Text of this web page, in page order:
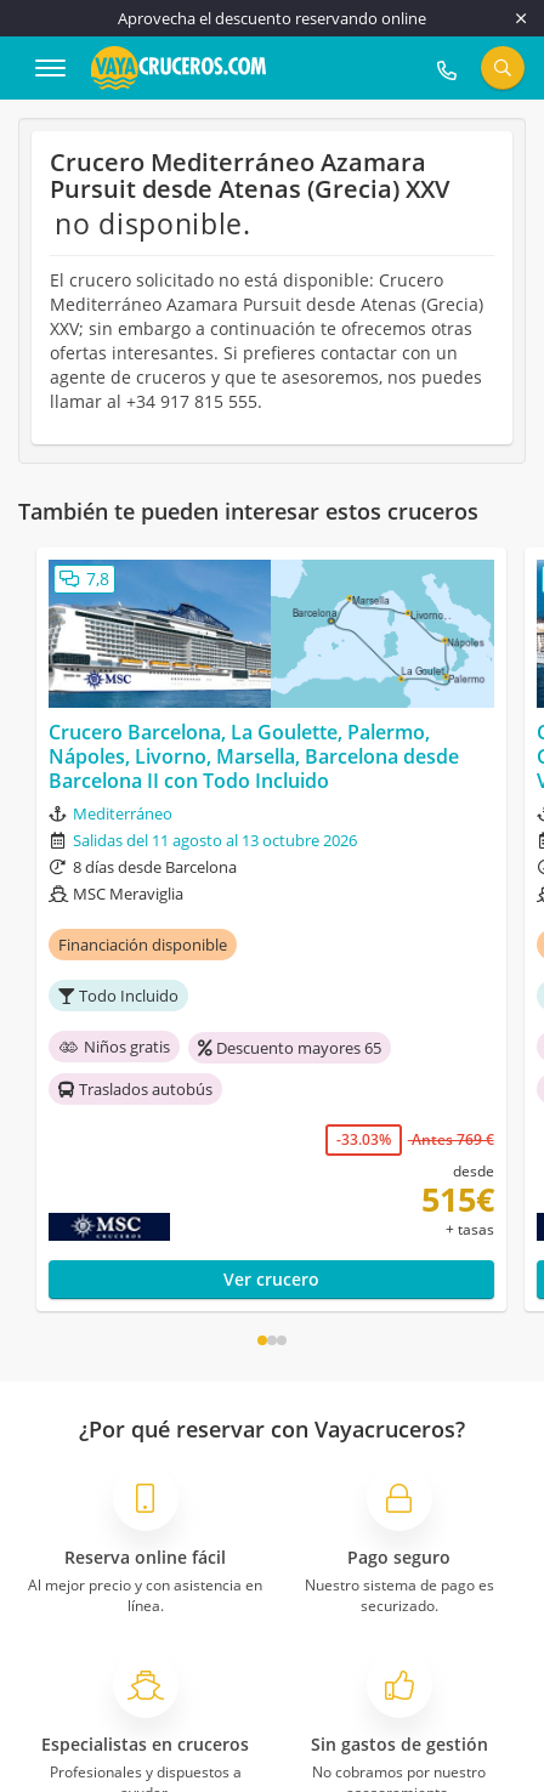
Aprovecha el descuento reservando online
917 815 555
Crucero Mediterráneo Azamara
Pursuit desde Atenas (Grecia) XXV
no disponible.
El crucero solicitado no está disponible: Crucero
Mediterráneo Azamara Pursuit desde Atenas (Grecia)
XXV; sin embargo a continuación te ofrecemos otras
ofertas interesantes. Si prefieres contactar con un
agente de cruceros y que te asesoremos, nos puedes
llamar al +34 917 815 555.
También te pueden interesar estos cruceros
7,8
Crucero Barcelona, La Goulette, Palermo,
Nápoles, Livorno, Marsella, Barcelona desde
Barcelona II con Todo Incluido
Mediterráneo
Salidas del 11 agosto al 13 octubre 2026
8 días desde Barcelona
MSC Meraviglia
Financiación disponible
Todo Incluido
Niños gratis
Descuento mayores 65
Traslados autobús
-33.03%
Antes 769 €
desde
515€
+ tasas
Ver crucero
¿Por qué reservar con Vayacruceros?
Reserva online fácil
Al mejor precio y con asistencia en
línea.
Pago seguro
Nuestro sistema de pago es
securizado.
Especialistas en cruceros
Profesionales y dispuestos a
Sin gastos de gestión
No cobramos por nuestro